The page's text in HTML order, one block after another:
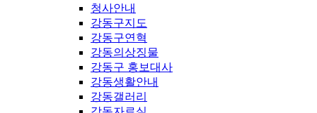
청사안내
강동구지도
강동구연혁
강동의상징물
강동구 홍보대사
강동생활안내
강동갤러리